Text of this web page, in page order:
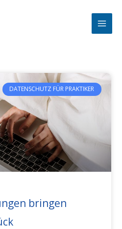
DATENSCHUTZ FÜR PRAKTIKER
bringen